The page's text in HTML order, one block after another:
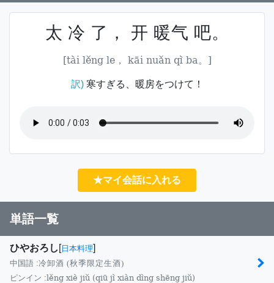
太 冷 了， 开 暖气 吧。
[tài lěng le， kāi nuǎn qì ba。]
訳)寒すぎる、暖房をつけて！
★マイ会話に入れる
単語一覧
ひやおろし [ 日本料理]
中国語 :冷卸酒 (秋季限定生酒)
ピンイン :lěng xiè jiǔ (qiū jì xiàn dìng shēng jiǔ)